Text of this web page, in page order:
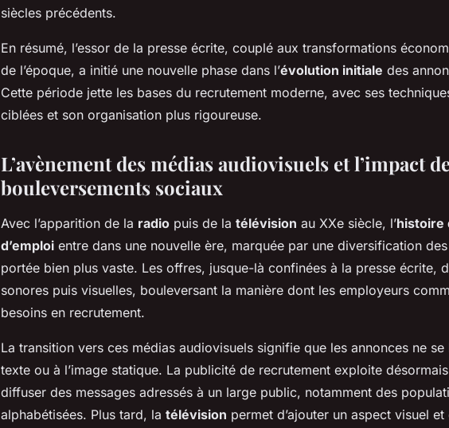
siècles précédents.
En résumé, l’essor de la presse écrite, couplé aux transformations
de l’époque, a initié une nouvelle phase dans l’évolution initiale des
Cette période jette les bases du recrutement moderne, avec ses
ciblées et son organisation plus rigoureuse.
L’avènement des médias audiovisuels et l’impact
bouleversements sociaux
Avec l’apparition de la radio puis de la télévision au XXe siècle, l’histoire
d’emploi entre dans une nouvelle ère, marquée par une diversification
portée bien plus vaste. Les offres, jusque-là confinées à la presse écrite,
sonores puis visuelles, bouleversant la manière dont les employeurs
besoins en recrutement.
La transition vers ces médias audiovisuels signifie que les annonces ne
texte ou à l’image statique. La publicité de recrutement exploite
diffuser des messages adressés à un large public, notamment des
alphabétisées. Plus tard, la télévision permet d’ajouter un aspect visuel